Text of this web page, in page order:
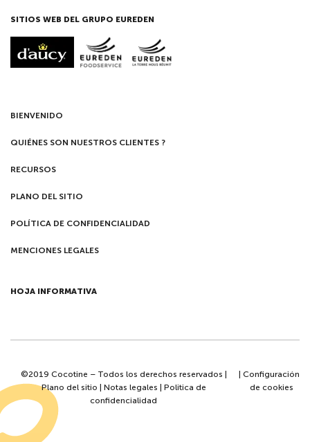
SITIOS WEB DEL GRUPO EUREDEN
BIENVENIDO
QUIÉNES SON NUESTROS CLIENTES ?
RECURSOS
PLANO DEL SITIO
POLÍTICA DE CONFIDENCIALIDAD
MENCIONES LEGALES
HOJA INFORMATIVA
©2019 Cocotine – Todos los derechos reservados |
Plano del sitio
Notas legales
Politica de
confidencialidad
Configuración
de cookies